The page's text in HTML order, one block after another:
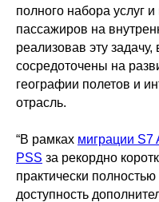
полного набора услуг
пассажиров на
реализовав эту
сосредоточены на
географии полетов и
отрасль.
“В рамках миграции S7
PSS за рекордно
практически
доступность